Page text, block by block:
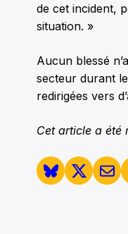
de cet incident,
situation. »
Aucun blessé
secteur durant
redirigées vers
Cet article a été